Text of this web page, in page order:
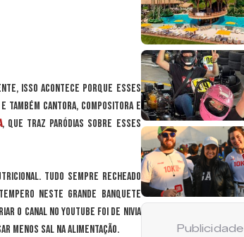
isso acontece porque esses
também cantora, compositora e
, que traz paródias sobre esses
Tudo sempre recheado
neste grande banquete
o canal no YouTube foi de Nivia
menos sal na alimentação.
Publicidade